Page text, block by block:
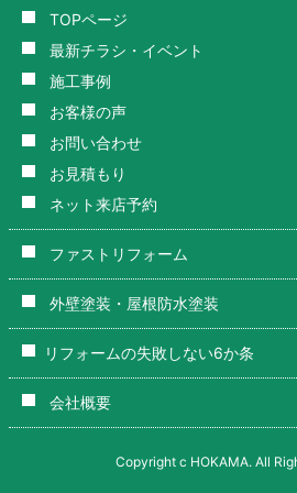
TOPページ
最新チラシ・イベント
施工事例
お客様の声
お問い合わせ
お見積もり
ネット来店予約
ファストリフォーム
外壁塗装・屋根防水塗装
リフォームの失敗しない6か条
会社概要
Copyright c HOKAMA. All